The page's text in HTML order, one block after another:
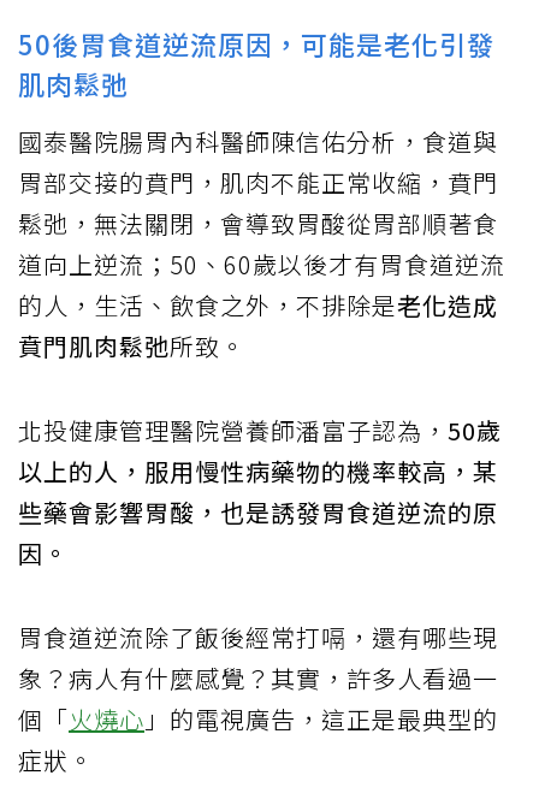
50後胃食道逆流原因，可能是老化引發
肌肉鬆弛
國泰醫院腸胃內科醫師陳信佑分析，食道與
胃部交接的賁門，肌肉不能正常收縮，賁門
鬆弛，無法關閉，會導致胃酸從胃部順著食
道向上逆流；50、60歲以後才有胃食道逆流
的人，生活、飲食之外，不排除是老化造成
賁門肌肉鬆弛所致。
北投健康管理醫院營養師潘富子認為， 50歲
以上的人，服用慢性病藥物的機率較高，某
些藥會影響胃酸，也是誘發胃食道逆流的原
因。
胃食道逆流除了飯後經常打嗝，還有哪些現
象？病人有什麼感覺？其實，許多人看過一
個「火燒心 」的電視廣告，這正是最典型的
症狀。